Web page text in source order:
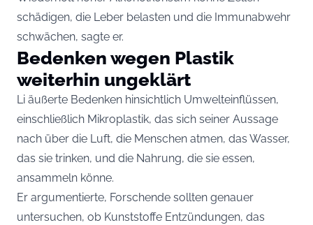
schädigen, die Leber belasten und die Immunabwehr
schwächen, sagte er.
Bedenken wegen Plastik
weiterhin ungeklärt
Li äußerte Bedenken hinsichtlich Umwelteinflüssen,
einschließlich Mikroplastik, das sich seiner Aussage
nach über die Luft, die Menschen atmen, das Wasser,
das sie trinken, und die Nahrung, die sie essen,
ansammeln könne.
Er argumentierte, Forschende sollten genauer
untersuchen, ob Kunststoffe Entzündungen, das